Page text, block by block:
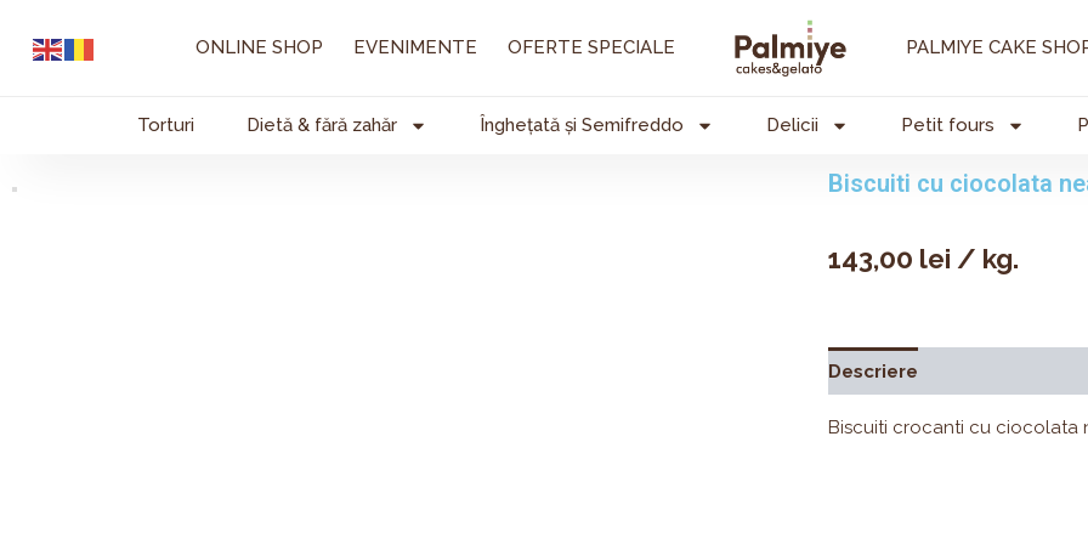
ONLINE SHOP EVENIMENTE OFERTE SPECIALE PALMIYE CAKE
Torturi Dietă & fără zahăr Înghețată și Semifreddo Delicii Petit fours
Biscuiti cu ciocolata
143,00 lei / kg.
Descriere
Biscuiti crocanti cu ciocolata